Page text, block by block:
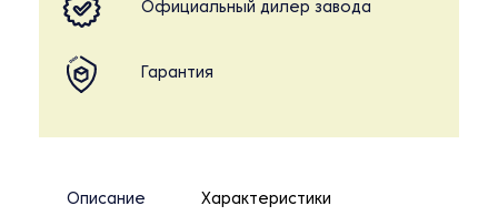
Официальный дилер завода
Гарантия
Описание Характеристики